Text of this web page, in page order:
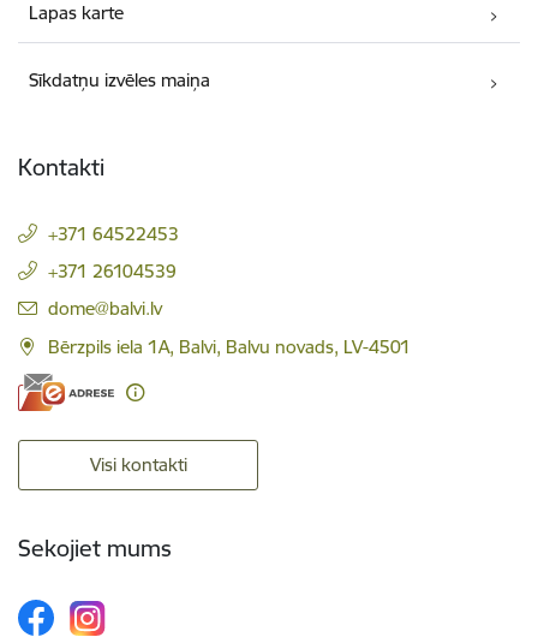
Lapas karte
Sīkdatņu izvēles maiņa
Kontakti
+371 64522453
+371 26104539
E-pasts:
dome@balvi.lv
Bērzpils iela 1A, Balvi, Balvu novads, LV-4501
Visi kontakti
Sekojiet mums